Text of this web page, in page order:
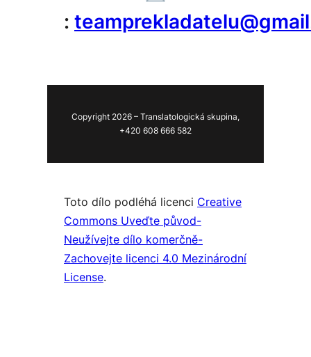
:
Copyright 2026 – Translatologická skupina,
+420 608 666 582
Toto dílo podléhá licenci Creative
Commons Uveďte původ-
Neužívejte dílo komerčně-
Zachovejte licenci 4.0 Mezinárodní
License.